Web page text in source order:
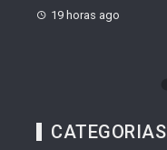
19 horas ago
CATEGORIAS